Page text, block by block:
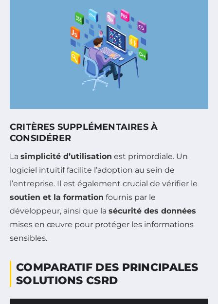
CRITÈRES SUPPLÉMENTAIRES À
CONSIDÉRER
La simplicité d’utilisation est primordiale. Un
logiciel intuitif facilite l’adoption au sein de
l’entreprise. Il est également crucial de vérifier le
soutien et la formation fournis par le
développeur, ainsi que la sécurité des données
mises en œuvre pour protéger les informations
sensibles.
COMPARATIF DES PRINCIPALES
SOLUTIONS CSRD